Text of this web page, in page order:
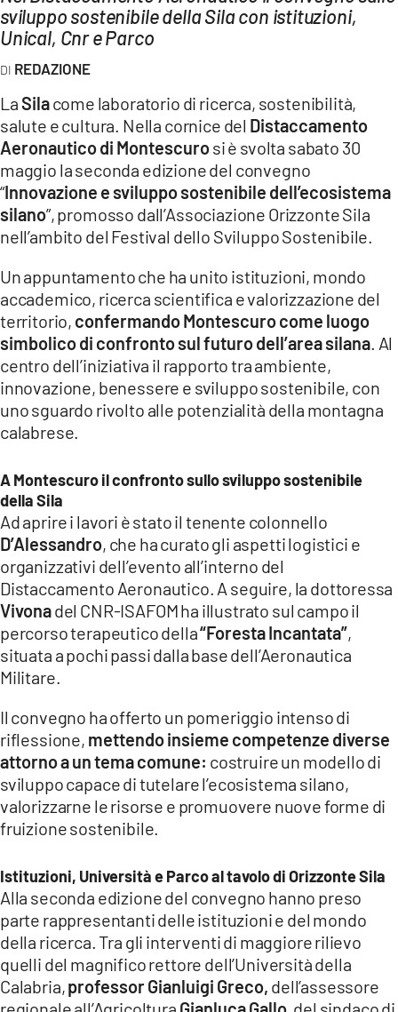
LaC
Network
LACONAIR.IT
LACITYMAG.IT
ILREGGINO.IT
COSENZACHANNEL.IT
CATANZAROCHANNEL.IT
LACAPITALENEWS.IT
App
ANDROID
APPLE
sviluppo sostenibile della Sila con istituzioni,
Unical, Cnr e Parco
REDAZIONE
LaSilacome laboratorio di ricerca, sostenibilità,
salute e cultura. Nella cornice del Distaccamento
Aeronautico di Montescurosi è svolta sabato 30
maggio la seconda edizione del convegno
“Innovazione e sviluppo sostenibile dell’ecosistema
silano”, promosso dall’Associazione Orizzonte Sila
nell’ambito del Festival dello Sviluppo Sostenibile.
Un appuntamento che ha unito istituzioni, mondo
accademico, ricerca scientifica e valorizzazione del
territorio, confermando Montescuro come luogo
simbolico di confronto sul futuro dell’area silana . Al
centro dell’iniziativa il rapporto tra ambiente,
innovazione, benessere e sviluppo sostenibile, con
uno sguardo rivolto alle potenzialità della montagna
calabrese.
A Montescuro il confronto sullo sviluppo sostenibile
della Sila
Ad aprire i lavori è stato il tenente colonnello
D’Alessandro, che ha curato gli aspetti logistici e
organizzativi dell’evento all’interno del
Distaccamento Aeronautico. A seguire, la dottoressa
Vivonadel CNR-ISAFOM ha illustrato sul campo il
percorso terapeutico della“Foresta Incantata”,
situata a pochi passi dalla base dell’Aeronautica
Militare.
Il convegno ha offerto un pomeriggio intenso di
riflessione, mettendo insieme competenze diverse
attorno a un tema comune: costruire un modello di
sviluppo capace di tutelare l’ecosistema silano,
valorizzarne le risorse e promuovere nuove forme di
fruizione sostenibile.
Istituzioni, Università e Parco al tavolo di Orizzonte Sila
Alla seconda edizione del convegno hanno preso
parte rappresentanti delle istituzioni e del mondo
della ricerca. Tra gli interventi di maggiore rilievo
quelli del magnifico rettore dell’Università della
Calabria,professor Gianluigi Greco, dell’assessore